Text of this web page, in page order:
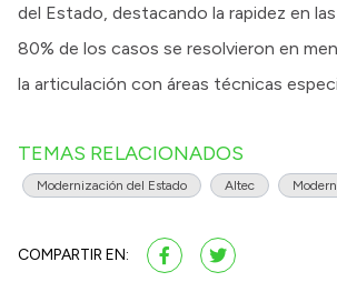
del Estado, destacando la rapidez en
80% de los casos se resolvieron en
la articulación con áreas técnicas
TEMAS RELACIONADOS
Modernización del Estado Altec
COMPARTIR EN: